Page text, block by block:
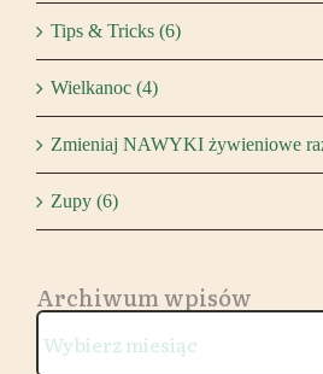
Tips & Tricks (6)
Wielkanoc (4)
Zmieniaj NAWYKI żywieniowe
Zupy (6)
Archiwum wpisów
wpisów